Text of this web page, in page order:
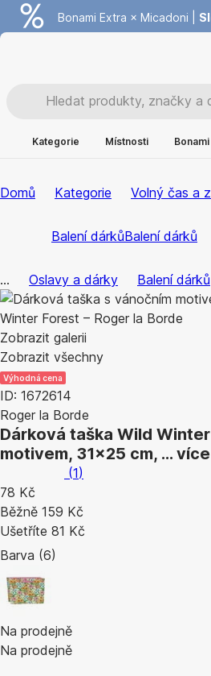
Bonami Extra × Micadoni |
Summer Sale | Ušetřete až
Kategorie Místnosti
Domů Kategorie Volný čas a
Balení dárkůBalení dárků
... Oslavy a dárky Balení dárků
Zobrazit galerii
Zobrazit všechny
Výhodná cena
ID: 1672614
Roger la Borde
Dárková taška Wild
motivem, 31x25 cm, … více
(1)
78 Kč
Běžně 159 Kč
Ušetříte 81 Kč
Barva (6)
Na prodejně
Na prodejně